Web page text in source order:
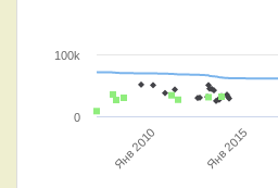
Янв 2010 Янв 2015
0
100k